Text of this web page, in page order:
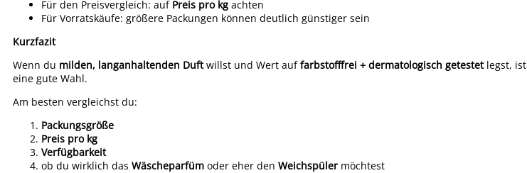
Für den Preisvergleich: auf Preis pro kg achten
Für Vorratskäufe: größere Packungen können deutlich günstiger sein
Kurzfazit
Wenn du milden, langanhaltenden Duftwillst und Wert auffarbstofffrei + dermatologisch getestetlegst, ist
eine gute Wahl.
Am besten vergleichst du:
Packungsgröße
Preis pro kg
Verfügbarkeit
ob du wirklich das Wäscheparfüm oder eher den Weichspüler möchtest